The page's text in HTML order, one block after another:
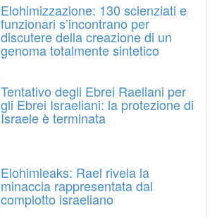
Elohimizzazione: 130 scienziati e
funzionari s’incontrano per
discutere della creazione di un
genoma totalmente sintetico
Tentativo degli Ebrei Raeliani per
gli Ebrei Israeliani: la protezione di
Israele è terminata
Elohimleaks: Rael rivela la
minaccia rappresentata dal
complotto israeliano